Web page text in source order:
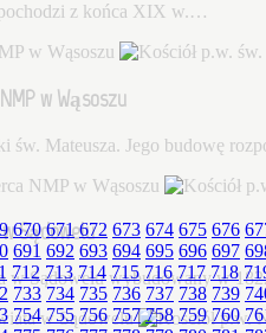
z końca XIX w.…
w Wąsoszu
św. Mateusza. Jego budowę
w Sądowelu
w Sądowelu wybudowany w
670 671 672 673 674 675 676
691 692 693 694 695 696 697
712 713 714 715 716 717 718
733 734 735 736 737 738 739
754 755 756 757 758 759 760